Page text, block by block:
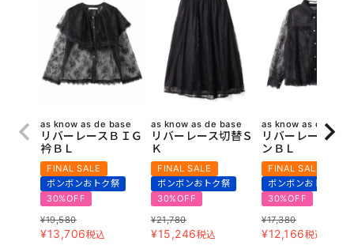
as know as de base
リバーレースＢＩＧ
衿ＢＬ
FINAL SALE
ボンボンおトク祭
30%OFF
¥19,580
¥13,706税込
as know as de base
リバーレース切替Ｓ
Ｋ
FINAL SALE
ボンボンおトク祭
30%OFF
¥21,780
¥15,246税込
as know as de base
リバーレースバ
ンＢＬ
FINAL SALE
ボンボンおトク祭
30%OFF
¥17,380
¥12,166税込